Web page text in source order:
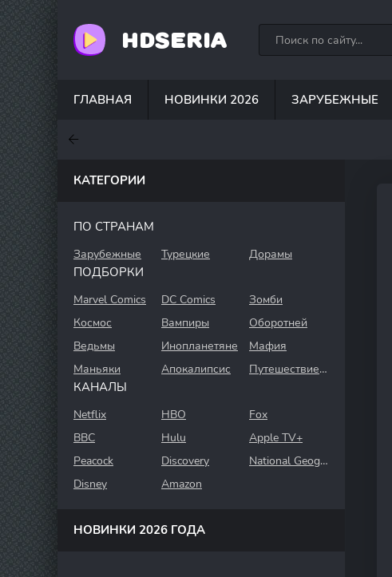
HDSERIA
ГЛАВНАЯ НОВИНКИ 2026 ЗАРУБЕЖНЫЕ
КАТЕГОРИИ
ПО СТРАНАМ
Зарубежные Турецкие Дорамы
ПОДБОРКИ
Marvel Comics DC Comics
Зомби
Космос
Вампиры
Оборотней
Ведьмы
Инопланетяне
Мафия
Маньяки
Апокалипсис Путешествие во времени
КАНАЛЫ
Netflix HBO
Fox
BBC
Hulu
Apple TV+
Peacock
Discovery
National Geographic
Disney
Amazon
НОВИНКИ 2026 ГОДА